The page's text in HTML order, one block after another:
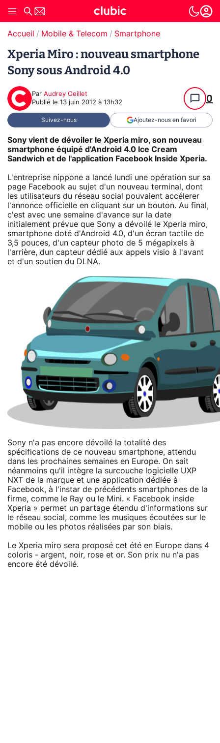
Accueil Mobile & Telecom Smartphone
Xperia Miro : nouveau smartphone
Sony sous Android 4.0
Par Audrey Oeillet
Publié le 13 juin 2012 à 13h32 0
Suivez-nous Ajoutez-nous en favori
Sony vient de dévoiler le Xperia miro, son nouveau
smartphone équipé d'Android 4.0 Ice Cream
Sandwich et de l'application Facebook Inside Xperia.
L'entreprise nippone a lancé lundi une opération sur sa
page Facebook au sujet d'un nouveau terminal, dont
les utilisateurs du réseau social pouvaient accélerer
l'annonce officielle en cliquant sur un bouton. Au final,
c'est avec une semaine d'avance sur la date
initialement prévue que Sony a dévoilé le Xperia miro,
smartphone doté d'Android 4.0, d'un écran tactile de
3,5 pouces, d'un capteur photo de 5 mégapixels à
l'arrière, dun capteur dédié aux appels visio à l'avant
et d'un soutien du DLNA.
Sony n'a pas encore dévoilé la totalité des
spécifications de ce nouveau smartphone, attendu
dans les prochaines semaines en Europe. On sait
néanmoins qu'il intègre la surcouche logicielle UXP
NXT de la marque et une application dédiée à
Facebook, à l'instar de précédents smartphones de la
firme, comme le Ray ou le Mini. « Facebook inside
Xperia » permet un partage étendu d'informations sur
le réseau social, comme les musiques écoutées sur le
mobile ou les photos réalisées par son biais.
Le Xperia miro sera proposé cet été en Europe dans 4
coloris - argent, noir, rose et or. Son prix nu n'a pas
encore été dévoilé.